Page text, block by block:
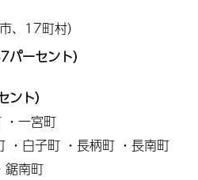
、17町村）
ーセント）
ト）
・一宮町
・白子町 ・長柄町 ・長南町
鋸南町